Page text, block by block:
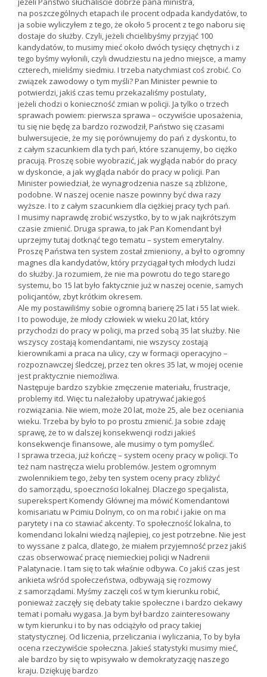
na poszczególnych etapach ile procent odpada kandydatów, to
ja sobie wyliczyłem z tego, że około 5 procent z tego naboru się
dostaje do służby. Czyli, jeżeli chcielibyśmy przyjąć 100
kandydatów, to musimy mieć około dwóch tysięcy chętnych i z
tego byśmy wyłonili, czyli dwudziestu na jedno miejsce, a mamy
czterech, mieliśmy siedmiu. I trzeba natychmiast coś zrobić. Co
związek zawodowy o tym myśli? Pan Minister pewnie to
potwierdzi, jakiś czas temu przekazaliśmy postulaty,
jeżeli chodzi o konieczność zmian w policji. Ja tylko o trzech
sprawach powiem: pierwsza sprawa – oczywiście uposażenia,
tu się nie będę za bardzo rozwodził, Państwo się czasami
bulwersujecie, że my się porównujemy do pań z dyskontu, to
z całym szacunkiem dla tych pań, które szanujemy, bo ciężko
pracują. Proszę sobie wyobrazić, jak wygląda nabór do pracy
w dyskoncie, a jak wygląda nabór do pracy w policji. Pan
Minister powiedział, że wynagrodzenia nasze są zbliżone,
podobne. W naszej ocenie nasze powinny być dwa razy
wyższe. I to z całym szacunkiem dla ciężkiej pracy tych pań.
I musimy naprawdę zrobić wszystko, by to w jak najkrótszym
czasie zmienić. Druga sprawa, to jak Pan Komendant był
uprzejmy tutaj dotknąć tego tematu – system emerytalny.
Proszę Państwa ten system został zmieniony, a był to ogromny
magnes dla kandydatów, który przyciągał tych młodych ludzi
do służby. Ja rozumiem, że nie ma powrotu do tego starego
systemu, bo 15 lat było faktycznie już w naszej ocenie, samych
policjantów, zbyt krótkim okresem.
Ale my postawiliśmy sobie ogromną barierę 25 lat i 55 lat wiek.
I to powoduje, że młody człowiek w wieku 20 lat, który
przychodzi do pracy w policji, ma przed sobą 35 lat służby. Nie
wszyscy zostają komendantami, nie wszyscy zostają
kierownikami a praca na ulicy, czy w formacji operacyjno –
rozpoznawczej śledczej, przez ten okres 35 lat, w mojej ocenie
jest praktycznie niemożliwa.
Następuje bardzo szybkie zmęczenie materiału, frustracje,
problemy itd. Więc tu należałoby upatrywać jakiegoś
rozwiązania. Nie wiem, może 20 lat, może 25, ale bez oceniania
wieku. Trzeba by było to po prostu zmienić. Ja sobie zdaję
sprawę, że to w dalszej konsekwencji rodzi jakieś
konsekwencje finansowe, ale musimy o tym pomyśleć.
I sprawa trzecia, już kończę – system oceny pracy w policji. To
też nam nastręcza wielu problemów. Jestem ogromnym
zwolennikiem tego, żeby ten system oceny pracy zbliżyć
do samorządu, spoeczności lokalnej. Dlaczego specjalista,
superekspert Komendy Głównej ma mówić Komendantowi
komisariatu w Pcimiu Dolnym, co on ma robić i jakie on ma
parytety i na co stawiać akcenty. To społeczność lokalna, to
komendanci lokalni wiedzą najlepiej, co jest potrzebne. Nie jest
to wyssane z palca, dlatego, że miałem przyjemność przez jakiś
czas obserwować pracę niemieckiej policji w Nadrenii
Palatynacie. I tam się to tak właśnie odbywa. Co jakiś czas jest
ankieta wśród społeczeństwa, odbywają się rozmowy
z samorządami. Myśmy zaczęli coś w tym kierunku robić,
ponieważ zaczęły się debaty takie społeczne i bardzo ciekawy
temat i pomału wygasa. Ja bym był bardzo zainteresowany
w tym kierunku i to by nas odciążyło od pracy takiej
statystycznej. Od liczenia, przeliczania i wyliczania, To by była
ocena rzeczywiście społeczna. Jakieś statystyki musimy mieć,
ale bardzo by się to wpisywało w demokratyzację naszego
kraju. Dziękuję bardzo